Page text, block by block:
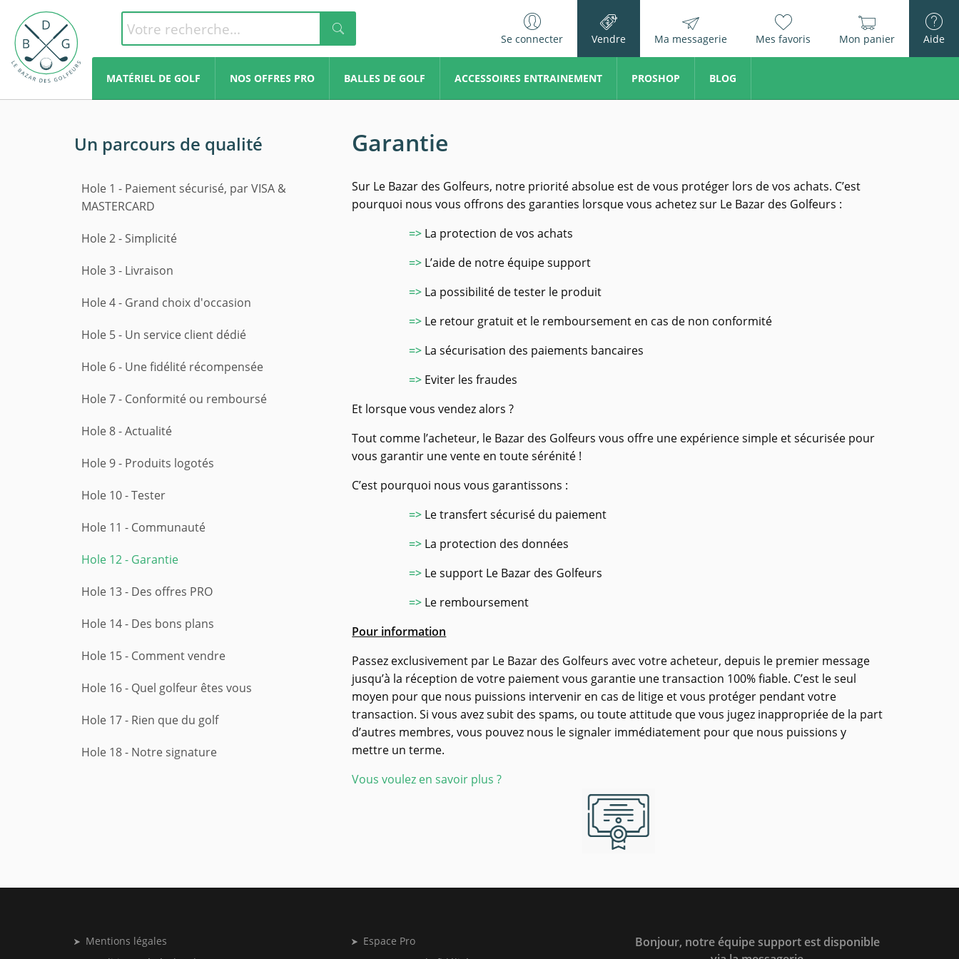
Se connecter Vendre Ma messagerie Mes favoris Mon panier Aide
MATÉRIEL DE GOLF NOS OFFRES PRO BALLES DE GOLF ACCESSOIRES ENTRAINEMENT PROSHOP BLOG
Un parcours de qualité
Hole 1 - Paiement sécurisé, par VISA &
MASTERCARD
Hole 2 - Simplicité
Hole 3 - Livraison
Hole 4 - Grand choix d'occasion
Hole 5 - Un service client dédié
Hole 6 - Une fidélité récompensée
Hole 7 - Conformité ou remboursé
Hole 8 - Actualité
Hole 9 - Produits logotés
Hole 10 - Tester
Hole 11 - Communauté
Hole 12 - Garantie
Hole 13 - Des offres PRO
Hole 14 - Des bons plans
Hole 15 - Comment vendre
Hole 16 - Quel golfeur êtes vous
Hole 17 - Rien que du golf
Hole 18 - Notre signature
Garantie
Sur Le Bazar des Golfeurs, notre priorité absolue est de vous protéger lors de vos achats. C’est
pourquoi nous vous offrons des garanties lorsque vous achetez sur Le Bazar des Golfeurs :
=> La protection de vos achats
=> L’aide de notre équipe support
=> La possibilité de tester le produit
=> Le retour gratuit et le remboursement en cas de non conformité
=> La sécurisation des paiements bancaires
=> Eviter les fraudes
Et lorsque vous vendez alors ?
Tout comme l’acheteur, le Bazar des Golfeurs vous offre une expérience simple et sécurisée pour
vous garantir une vente en toute sérénité !
C’est pourquoi nous vous garantissons :
=> Le transfert sécurisé du paiement
=> La protection des données
=> Le support Le Bazar des Golfeurs
=> Le remboursement
Pour information
Passez exclusivement par Le Bazar des Golfeurs avec votre acheteur, depuis le premier message
jusqu’à la réception de votre paiement vous garantie une transaction 100% fiable. C’est le seul
moyen pour que nous puissions intervenir en cas de litige et vous protéger pendant votre
transaction. Si vous avez subit des spams, ou toute attitude que vous jugez inappropriée de la part
d’autres membres, vous pouvez nous le signaler immédiatement pour que nous puissions y
mettre un terme.
Vous voulez en savoir plus ?
Mentions légales
Espace Pro
Bonjour, notre équipe support est disponible